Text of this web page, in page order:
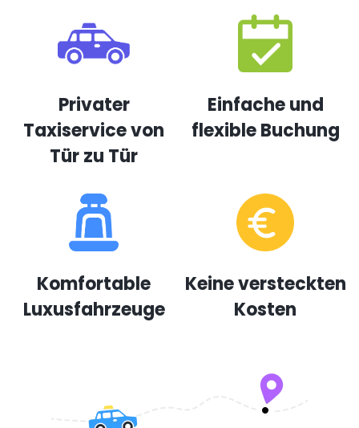
Privater
Taxiservice von
Tür zu Tür
Einfache und
flexible Buchung
Komfortable
Luxusfahrzeuge
Keine versteckten
Kosten